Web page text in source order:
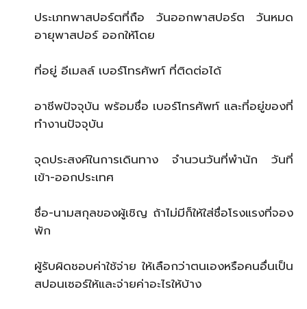
ประเภทพาสปอร์ตที่ถือ วันออกพาสปอร์ต วันหมด
อายุพาสปอร์ ออกให้โดย
ที่อยู่ อีเมลล์ เบอร์โทรศัพท์ ที่ติดต่อได้
อาชีพปัจจุบัน พร้อมชื่อ เบอร์โทรศัพท์ และที่อยู่ของที่
ทำงานปัจจุบัน
จุดประสงค์ในการเดินทาง จำนวนวันที่พำนัก วันที่
เข้า-ออกประเทศ
ชื่อ-นามสกุลของผู้เชิญ ถ้าไม่มีก็ให้ใส่ชื่อโรงแรงที่จอง
พัก
ผู้รับผิดชอบค่าใช้จ่าย ให้เลือกว่าตนเองหรือคนอื่นเป็น
สปอนเซอร์ให้และจ่ายค่าอะไรให้บ้าง